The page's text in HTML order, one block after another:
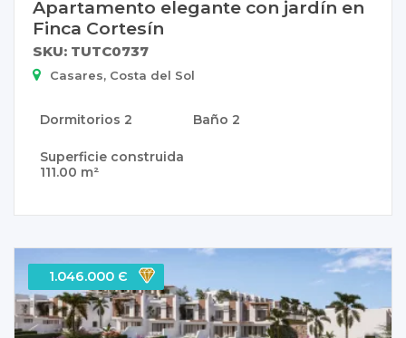
Apartamento elegante con jardín en
Finca Cortesín
SKU: TUTC0737
Casares, Costa del Sol
Dormitorios 2 Baño 2
Superficie construida
111.00 m²
1.046.000 Є